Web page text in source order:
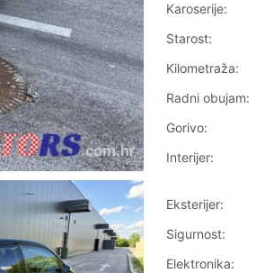
Karoserije:
Starost:
Kilometraža:
Radni obujam:
Gorivo:
Interijer:
Eksterijer:
Sigurnost:
Elektronika: